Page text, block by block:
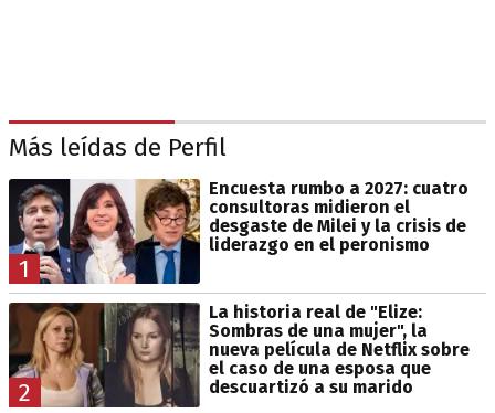
Más leídas de Perfil
1
Encuesta rumbo a 2027: cuatro
consultoras midieron el
desgaste de Milei y la crisis de
liderazgo en el peronismo
2
La historia real de "Elize:
Sombras de una mujer", la
nueva película de Netflix sobre
el caso de una esposa que
descuartizó a su marido